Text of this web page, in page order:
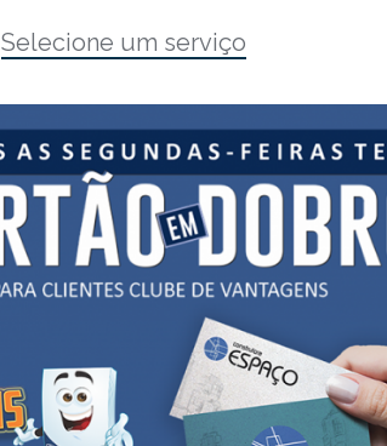
Selecione um serviço